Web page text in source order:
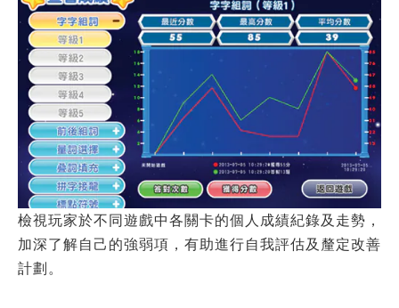
檢視玩家於不同遊戲中各關卡的個人成績紀錄及走勢，
加深了解自己的強弱項，有助進行自我評估及釐定改善
計劃。